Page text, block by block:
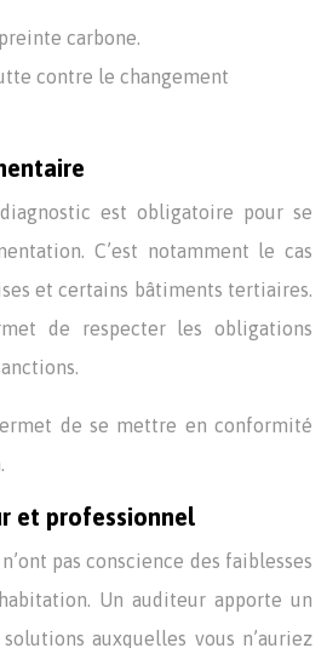
carbone.
contre le changement
est obligatoire pour se
C’est notamment le cas
et certains bâtiments tertiaires.
de respecter les obligations
de se mettre en conformité
et professionnel
pas conscience des faiblesses
Un auditeur apporte un
auxquelles vous n’auriez